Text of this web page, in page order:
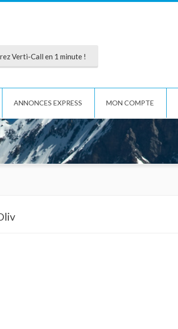
Verti-Call en 1 minute !
ANNONCES EXPRESS MON COMPTE